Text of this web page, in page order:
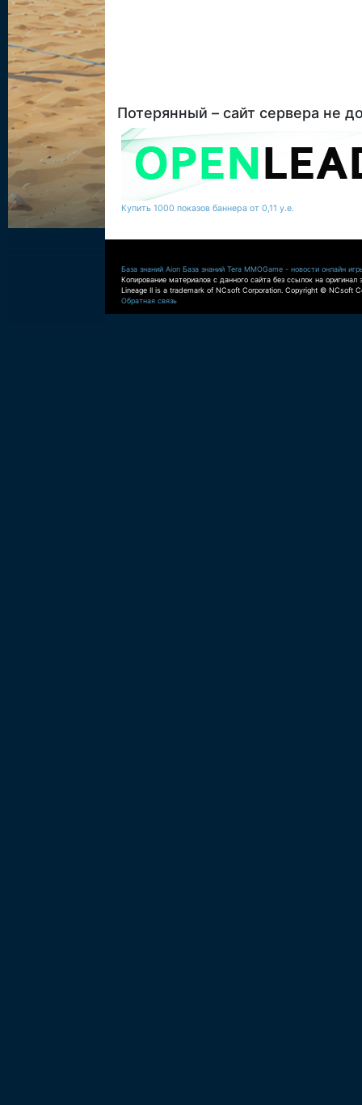
Потерянный – сайт сервера не
Купить 1000 показов баннера от 0,11 у.е.
База знаний Aion База знаний Tera MMOGame - новости онлайн
Копирование материалов с данного сайта без ссылок на оригинал
Lineage II is a trademark of NCsoft Corporation. Copyright © NCsoft
Обратная связь